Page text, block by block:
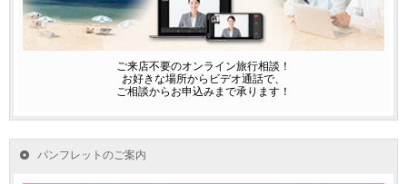
ご来店不要のオンライン旅行相談！
お好きな場所からビデオ通話で、
ご相談からお申込みまで承ります！
パンフレットのご案内